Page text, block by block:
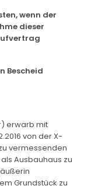
wenn der
dieser
Bescheid
erwarb mit
von der X-
vermessenden
Ausbauhaus zu
Grundstück zu